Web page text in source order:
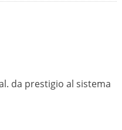
da prestigio al sistema